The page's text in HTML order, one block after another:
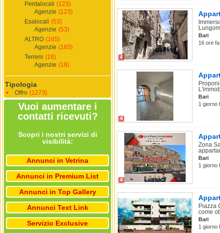
Pentalocali (123)
Agenzie (123)
Esalocali (53)
Agenzie (53)
ALTRO (165)
Agenzie (165)
Terreni (18)
Agenzie (18)
Tipologia
Offro (1273)
Vuoi aumentare i
contatti ricevuti?
Scopri i nostri servizi di
visibilità:
Annunci in Vetrina
Annunci in Premium List
Annunci in Top Gallery
Annunci Text Link
Servizio Exclusive
4
Bari
16 ore
4
Bari
1 giorno
4
Zona
Bari
1 giorno
Piazza
come
Bari
1 giorno